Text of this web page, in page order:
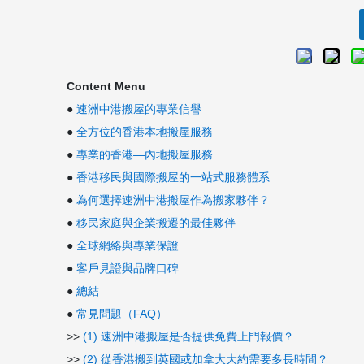
Content Menu
● 速洲中港搬屋的專業信譽
● 全方位的香港本地搬屋服務
● 專業的香港—內地搬屋服務
● 香港移民與國際搬屋的一站式服務體系
● 為何選擇速洲中港搬屋作為搬家夥伴？
● 移民家庭與企業搬遷的最佳夥伴
● 全球網絡與專業保證
● 客戶見證與品牌口碑
● 總結
● 常見問題（FAQ）
>> (1) 速洲中港搬屋是否提供免費上門報價？
>> (2) 從香港搬到英國或加拿大大約需要多長時間？